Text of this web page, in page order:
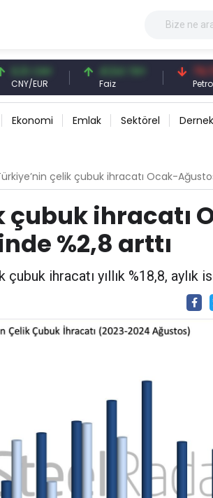
CNY
EUR
41,54 TRY 79,73
Ekonomi Emlak Sektörel
çelik çubuk ihracatı Ocak-Ağustos
çubuk ihracatı
%2,8 arttı
ihracatı yıllık %18,8, aylık